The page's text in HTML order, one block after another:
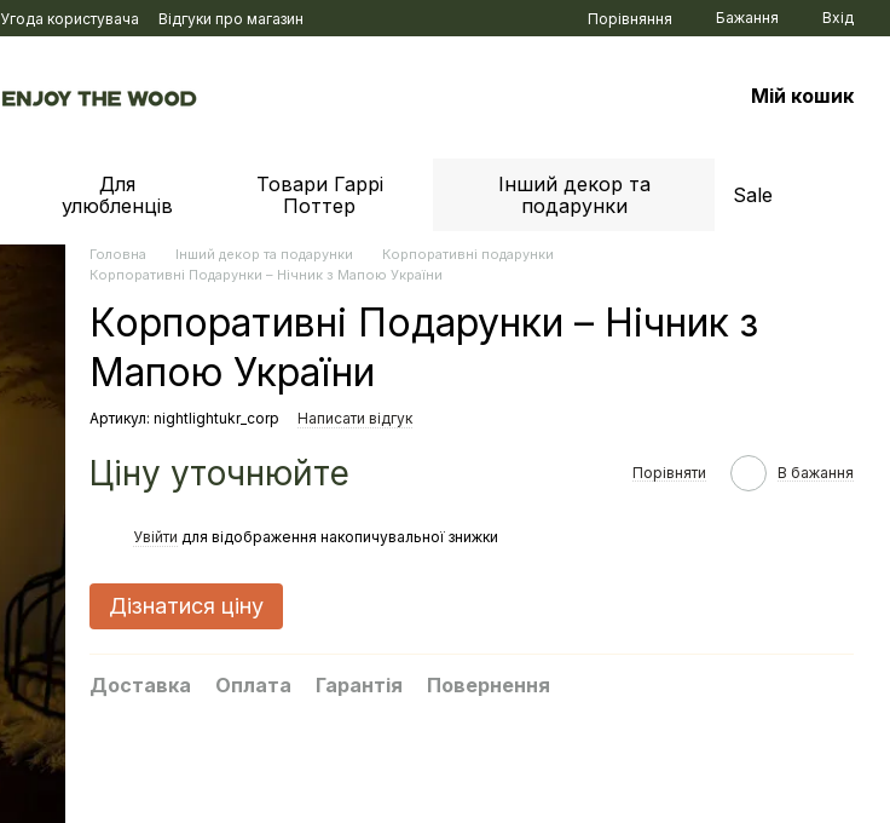
Угода користувача Відгуки про магазин Порівняння Бажання Вхід
Мій кошик
Для
улюбленців
Товари Гаррі
Поттер
Інший декор та
подарунки
Sale
Головна Інший декор та подарунки
Корпоративні подарунки
Корпоративні Подарунки – Нічник з Мапою України
Корпоративні Подарунки – Нічник з
Мапою України
Артикул: nightlightukr_corp Написати відгук
Ціну уточнюйте Порівняти В бажання
Увійти для відображення накопичувальної знижки
Дізнатися ціну
Доставка Оплата Гарантія Повернення